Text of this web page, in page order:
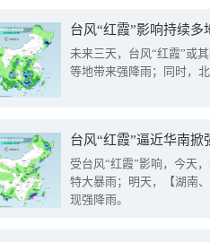
台风“红霞”影响持续
未来三天，台风“红霞”或
等地带来强降雨；同时，
台风“红霞”逼近华南
受台风“红霞”影响，今天
特大暴雨；明天，【湖南
现强降雨。